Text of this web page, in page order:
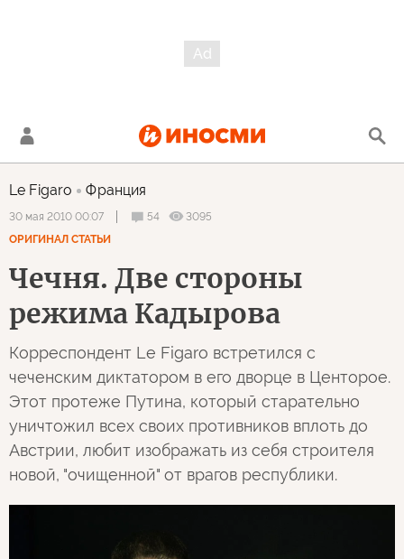
Le Figaro Франция
30 мая 2010 00:07 54
3095
ОРИГИНАЛ СТАТЬИ
Чечня. Две стороны
режима Кадырова
Корреспондент Le Figaro встретился с
чеченским диктатором в его дворце в Центорое.
Этот протеже Путина, который старательно
уничтожил всех своих противников вплоть до
Австрии, любит изображать из себя строителя
новой, "очищенной" от врагов республики.